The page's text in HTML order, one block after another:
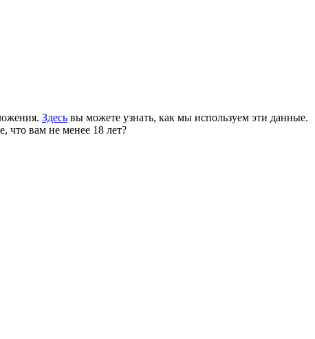
Здесь вы можете узнать, как мы используем эти данные.
что вам не менее 18 лет?